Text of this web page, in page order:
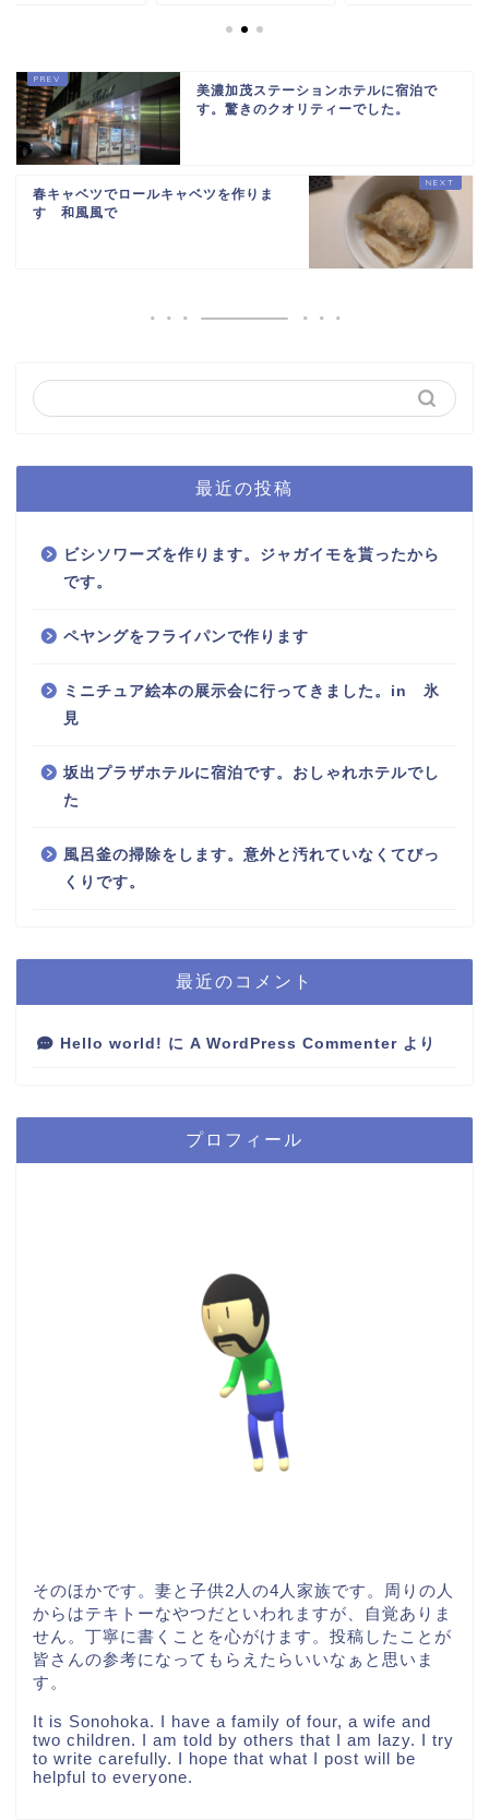
美濃加茂ステーションホテルに宿泊で
す。驚きのクオリティーでした。
春キャベツでロールキャベツを作りま
す 和風風で
最近の投稿
ビシソワーズを作ります。ジャガイモを貰ったから
です。
ペヤングをフライパンで作ります
ミニチュア絵本の展示会に行ってきました。in 氷
見
坂出プラザホテルに宿泊です。おしゃれホテルでし
た
風呂釜の掃除をします。意外と汚れていなくてびっ
くりです。
最近のコメント
Hello world! に A WordPress Commenter より
プロフィール
そのほかです。妻と子供2人の4人家族です。周りの人
からはテキトーなやつだといわれますが、自覚ありま
せん。丁寧に書くことを心がけます。投稿したことが
皆さんの参考になってもらえたらいいなぁと思いま
す。
It is Sonohoka. I have a family of four, a wife and
two children. I am told by others that I am lazy. I try
to write carefully. I hope that what I post will be
helpful to everyone.